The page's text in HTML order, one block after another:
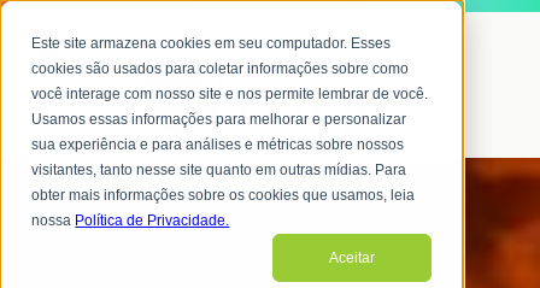
Este site armazena cookies em seu computador. Esses
cookies são usados para coletar informações sobre como
você interage com nosso site e nos permite lembrar de você.
Usamos essas informações para melhorar e personalizar
sua experiência e para análises e métricas sobre nossos
visitantes, tanto nesse site quanto em outras mídias. Para
obter mais informações sobre os cookies que usamos, leia
nossa Política de Privacidade.
Aceitar